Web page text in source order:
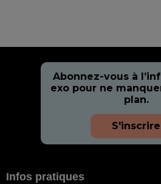
Abonnez-vous à
exo pour ne
plan.
S'inscrire
Infos pratiques